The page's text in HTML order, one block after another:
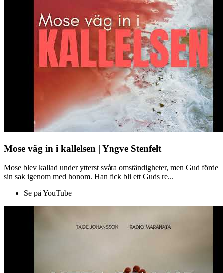
Mose väg in i kallelsen | Yngve Stenfelt
Mose blev kallad under ytterst svåra omständigheter, men Gud förde
sin sak igenom med honom. Han fick bli ett Guds re...
Se på YouTube